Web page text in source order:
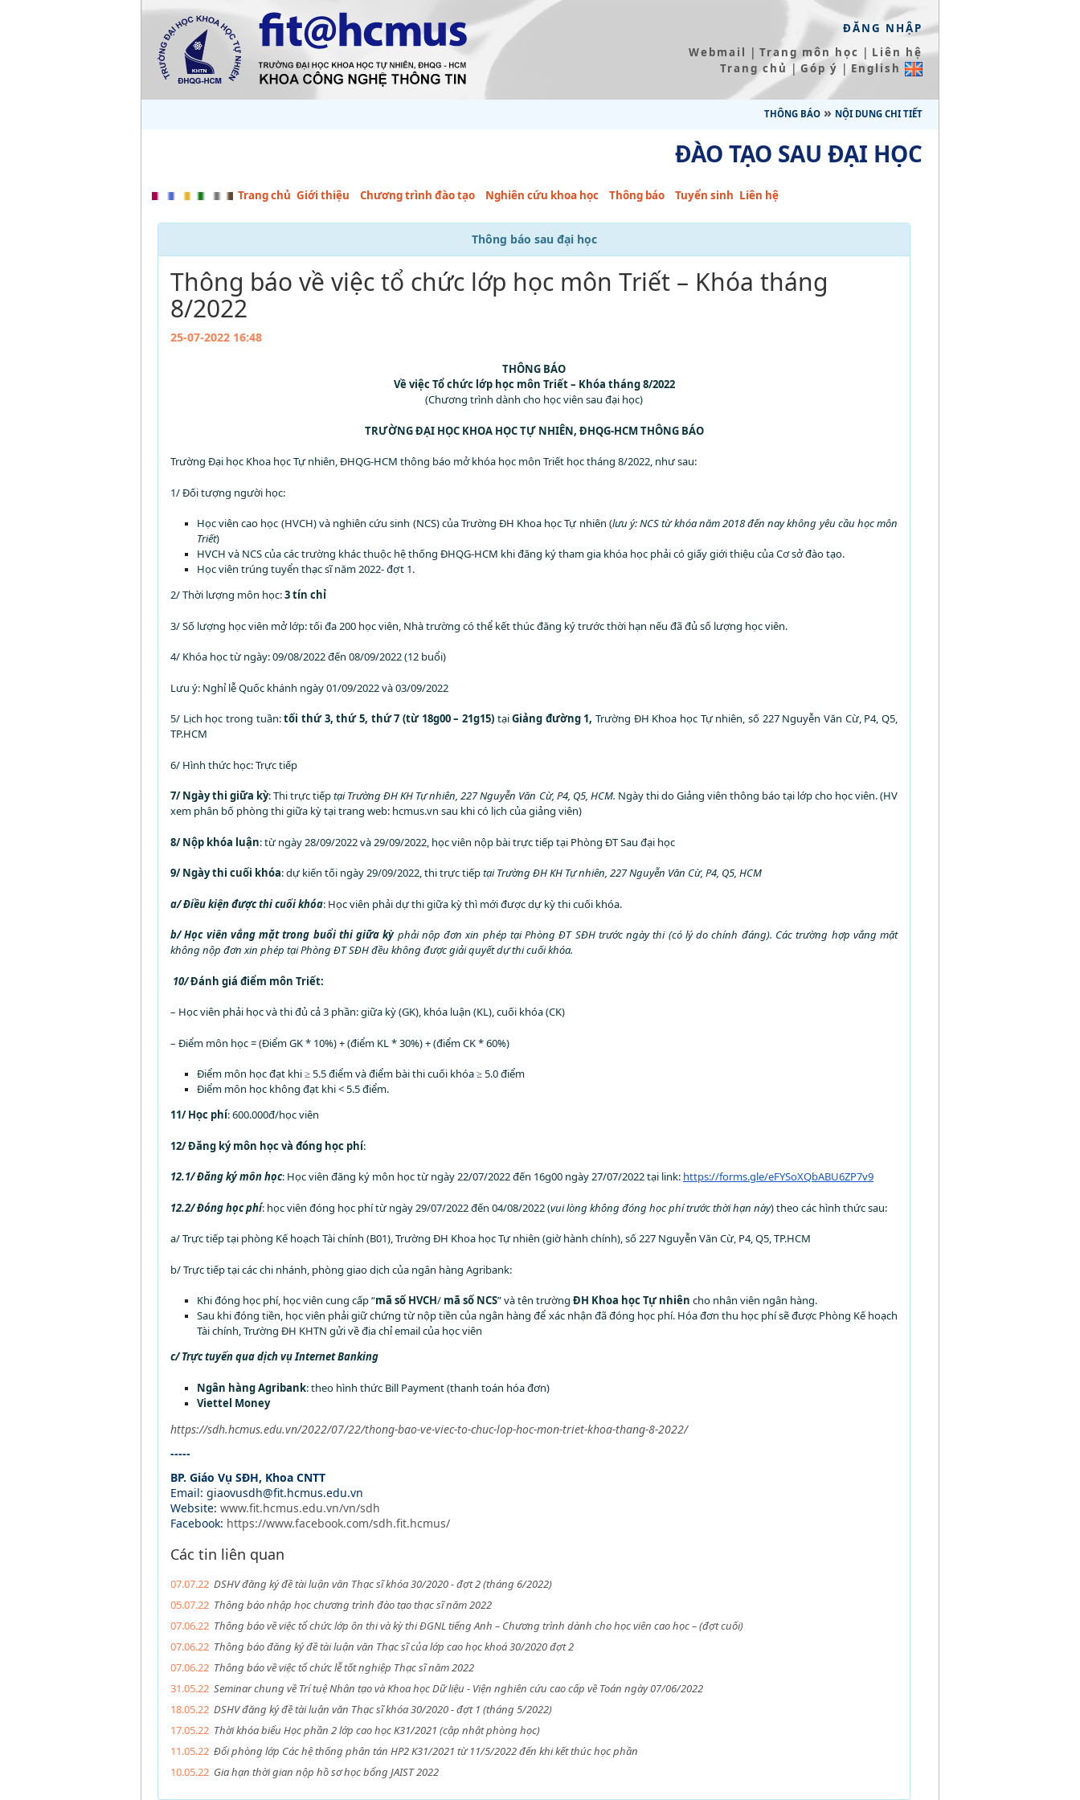
ĐĂNG NHẬP
Webmail | Trang môn học | Liên hệ
Trang chủ |Góp ý | English
THÔNG BÁO » NỘI DUNG CHI TIẾT
ĐÀO TẠO SAU ĐẠI HỌC
Trang chủ Giới thiệu Chương trình đào tạo Nghiên cứu khoa học Thông báo Tuyển sinh Liên hệ
Thông báo sau đại học
Thông báo về việc tổ chức lớp học môn Triết – Khóa tháng
8/2022
25-07-2022 16:48
THÔNG BÁO
Về việc Tổ chức lớp học môn Triết – Khóa tháng 8/2022
(Chương trình dành cho học viên sau đại học)
TRƯỜNG ĐẠI HỌC KHOA HỌC TỰ NHIÊN, ĐHQG-HCM THÔNG BÁO
Trường Đại học Khoa học Tự nhiên, ĐHQG-HCM thông báo mở khóa học môn Triết học tháng 8/2022, như sau:
1/ Đối tượng người học:
Học viên cao học (HVCH) và nghiên cứu sinh (NCS) của Trường ĐH Khoa học Tự nhiên (lưu ý: NCS từ khóa năm 2018 đến nay không yêu cầu học môn
Triết)
HVCH và NCS của các trường khác thuộc hệ thống ĐHQG-HCM khi đăng ký tham gia khóa học phải có giấy giới thiệu của Cơ sở đào tạo.
Học viên trúng tuyển thạc sĩ năm 2022- đợt 1.
2/ Thời lượng môn học:3tín chỉ
3/ Số lượng học viên mở lớp: tối đa 200 học viên, Nhà trường có thể kết thúc đăng ký trước thời hạn nếu đã đủ số lượng học viên.
4/ Khóa học từ ngày: 09/08/2022 đến 08/09/2022 (12 buổi)
Lưu ý: Nghỉ lễ Quốc khánh ngày 01/09/2022 và 03/09/2022
5/ Lịch học trong tuần:tối thứ 3, thứ 5, thứ 7 (từ 18g00 – 21g15)tạiGiảng đường 1,Trường ĐH Khoa học Tự nhiên, số 227 Nguyễn Văn Cừ, P4, Q5,
TP.HCM
6/ Hình thức học: Trực tiếp
7/ Ngày thi giữa kỳ: Thi trực tiếptại Trường ĐH KH Tự nhiên, 227 Nguyễn Văn Cừ, P4, Q5, HCM. Ngày thi do Giảng viên thông báo tại lớp cho học viên. (HV
xem phân bố phòng thi giữa kỳ tại trang web: hcmus.vn sau khi có lịch của giảng viên)
8/ Nộp khóa luận: từ ngày 28/09/2022 và 29/09/2022, học viên nộp bài trực tiếp tại Phòng ĐT Sau đại học
9/ Ngày thi cuối khóa: dự kiến tối ngày 29/09/2022, thi trực tiếptại Trường ĐH KH Tự nhiên, 227 Nguyễn Văn Cừ, P4, Q5, HCM
a/ Điều kiện được thi cuối khóa: Học viên phải dự thi giữa kỳ thì mới được dự kỳ thi cuối khóa.
b/ Học viên vắng mặt trong buổi thigiữa kỳ phải nộp đơn xin phép tại Phòng ĐT SĐHtrước ngày thi (có lý do chính đáng). Các trường hợp vắng mặt
không nộp đơn xin phép tại Phòng ĐT SĐH đều không được giải quyết dự thi cuối khóa.
10/Đánh giá điểm môn Triết:
– Học viên phải học và thi đủ cả 3 phần: giữa kỳ (GK), khóa luận (KL), cuối khóa (CK)
– Điểm môn học = (Điểm GK * 10%) + (điểm KL * 30%) + (điểm CK * 60%)
Điểm môn học đạt khi ≥ 5.5 điểm và điểm bài thi cuối khóa ≥ 5.0 điểm
Điểm môn học không đạt khi < 5.5 điểm.
11/ Học phí: 600.000đ/học viên
12/ Đăng ký môn học và đóng học phí:
12.1/ Đăng ký môn học: Học viên đăng ký môn học từ ngày 22/07/2022 đến 16g00 ngày 27/07/2022 tại link: https://forms.gle/eFYSoXQbABU6ZP7v9
12.2/ Đóng học phí: học viên đóng học phí từ ngày 29/07/2022 đến 04/08/2022 (vui lòng không đóng học phí trước thời hạn này) theo các hình thức sau:
a/ Trực tiếp tại phòng Kế hoạch Tài chính (B01), Trường ĐH Khoa học Tự nhiên (giờ hành chính), số 227 Nguyễn Văn Cừ, P4, Q5, TP.HCM
b/ Trực tiếp tại các chi nhánh, phòng giao dịch của ngân hàng Agribank:
Khi đóng học phí, học viên cung cấp “mã số HVCH/ mã số NCS” và tên trường ĐH Khoa học Tự nhiên cho nhân viên ngân hàng.
Sau khi đóng tiền, học viên phải giữ chứng từ nộp tiền của ngân hàng để xác nhận đã đóng học phí. Hóa đơn thu học phí sẽ được Phòng Kế hoạch
Tài chính, Trường ĐH KHTN gửi về địa chỉ email của học viên
c/ Trực tuyến qua dịch vụ Internet Banking
Ngân hàng Agribank: theo hình thức Bill Payment (thanh toán hóa đơn)
Viettel Money
https://sdh.hcmus.edu.vn/2022/07/22/thong-bao-ve-viec-to-chuc-lop-hoc-mon-triet-khoa-thang-8-2022/
-----
BP. Giáo Vụ SĐH, Khoa CNTT
Email: giaovusdh@fit.hcmus.edu.vn
Website: www.fit.hcmus.edu.vn/vn/sdh
Facebook: https://www.facebook.com/sdh.fit.hcmus/
Các tin liên quan
07.07.22 DSHV đăng ký đề tài luận văn Thạc sĩ khóa 30/2020 - đợt 2 (tháng 6/2022)
05.07.22 Thông báo nhập học chương trình đào tạo thạc sĩ năm 2022
07.06.22 Thông báo về việc tổ chức lớp ôn thi và kỳ thi ĐGNL tiếng Anh – Chương trình dành cho học viên cao học – (đợt cuối)
07.06.22 Thông báo đăng ký đề tài luận văn Thạc sĩ của lớp cao học khoá 30/2020 đợt 2
07.06.22 Thông báo về việc tổ chức lễ tốt nghiệp Thạc sĩ năm 2022
31.05.22 Seminar chung về Trí tuệ Nhân tạo và Khoa học Dữ liệu - Viện nghiên cứu cao cấp về Toán ngày 07/06/2022
18.05.22 DSHV đăng ký đề tài luận văn Thạc sĩ khóa 30/2020 - đợt 1 (tháng 5/2022)
17.05.22 Thời khóa biểu Học phần 2 lớp cao học K31/2021 (cập nhật phòng học)
11.05.22 Đổi phòng lớp Các hệ thống phân tán HP2 K31/2021 từ 11/5/2022 đến khi kết thúc học phần
10.05.22 Gia hạn thời gian nộp hồ sơ học bổng JAIST 2022